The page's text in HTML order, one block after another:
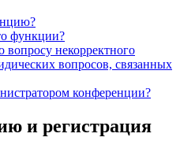
функции?
вопросу некорректного
вопросов, связанных
конференции?
и регистрация